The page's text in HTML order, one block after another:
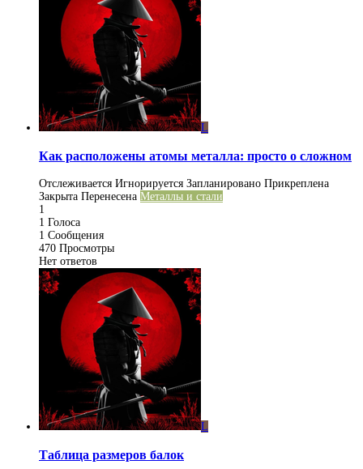
L
Как расположены атомы металла: просто о сложном
Отслеживается Игнорируется Запланировано Прикреплена
Закрыта Перенесена Металлы и стали
1
1 Голоса
1 Сообщения
470 Просмотры
Нет ответов
L
Таблица размеров балок